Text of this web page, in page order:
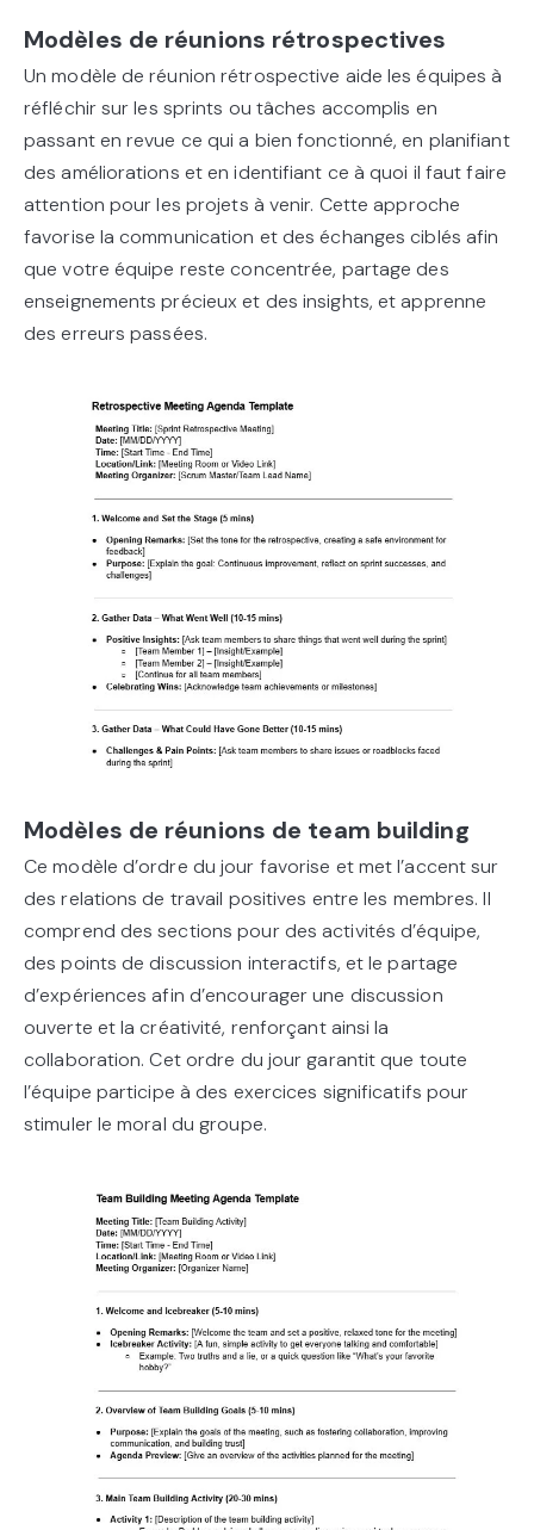
Modèles de réunions rétrospectives
Un modèle de réunion rétrospective aide les équipes à
réfléchir sur les sprints ou tâches accomplis en
passant en revue ce qui a bien fonctionné, en planifiant
des améliorations et en identifiant ce à quoi il faut faire
attention pour les projets à venir. Cette approche
favorise la communication et des échanges ciblés afin
que votre équipe reste concentrée, partage des
enseignements précieux et des insights, et apprenne
des erreurs passées.
Modèles de réunions de team building
Ce modèle d’ordre du jour favorise et met l’accent sur
des relations de travail positives entre les membres. Il
comprend des sections pour des activités d’équipe,
des points de discussion interactifs, et le partage
d’expériences afin d’encourager une discussion
ouverte et la créativité, renforçant ainsi la
collaboration. Cet ordre du jour garantit que toute
l’équipe participe à des exercices significatifs pour
stimuler le moral du groupe.